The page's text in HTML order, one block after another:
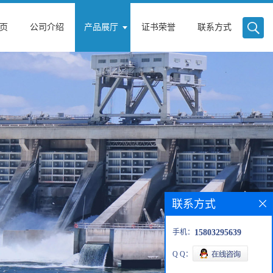
公司介绍 产品展厅 证书荣誉 联系方式
联系方式
手机： 15803295639
Q Q：